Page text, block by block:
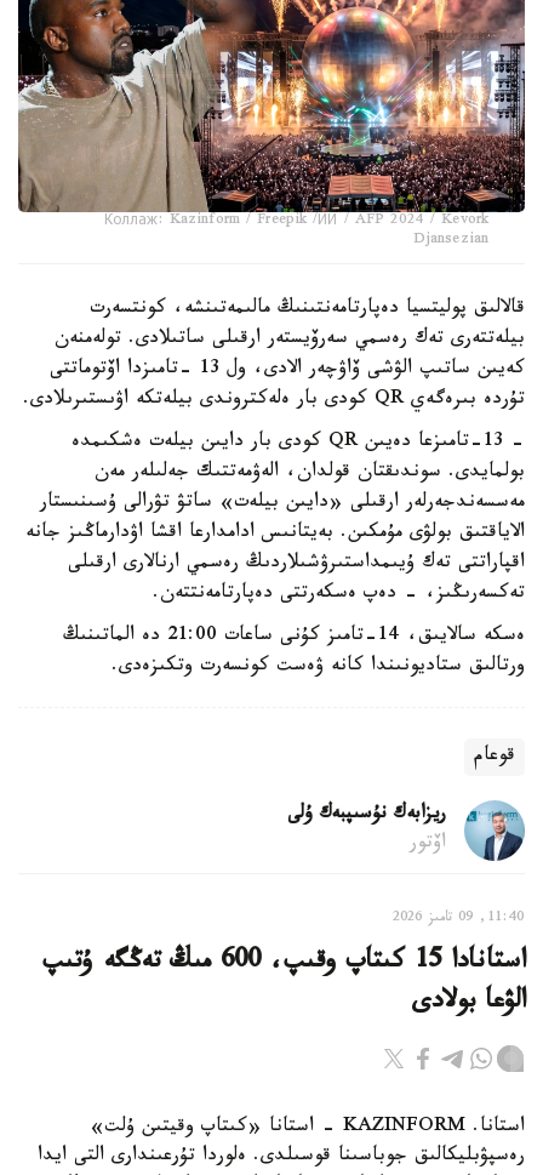
Коллаж: Kazinform / Freepik /ИИ / AFP 2024 / Kevork
Djansezian
قالالىق پوليتسيا دەپارتامەنتىنىڭ مالىمەتىنشە، كونتسەرت
بيلەتتەرى تەك رەسمي سەرۆيستەر ارقىلى ساتىلادى. تولەمنەن
كەيىن ساتىپ الۋشى ۆاۋچەر الادى، ول 13 -تامىزدا اۆتوماتتى
تۇردە بىرەگەي QR كودى بار ەلەكتروندى بيلەتكە اۋىستىرىلادى.
- 13-تامىزعا دەيىن QR كودى بار دايىن بيلەت ەشكىمدە
بولمايدى. سوندىقتان قولدان، الەۋمەتتىك جەلىلەر مەن
مەسسەندجەرلەر ارقىلى «دايىن بيلەت» ساتۋ تۋرالى ۇسىنىستار
الاياقتىق بولۋى مۇمكىن. بەيتانىس ادامدارعا اقشا اۋدارماڭىز جانە
اقپاراتتى تەك ۇيىمداستىرۋشىلاردىڭ رەسمي ارنالارى ارقىلى
تەكسەرىڭىز، - دەپ ەسكەرتتى دەپارتامەنتتەن.
ەسكە سالايىق، 14-تامىز كۇنى ساعات 21:00 دە الماتىنىڭ
ورتالىق ستاديونىندا كانە ۋەست كونسەرت وتكىزەدى.
قوعام
ريزابەك نۇسىپبەك ۇلى
اۆتور
11:40, 09 تامىز 2026
استانادا 15 كىتاپ وقىپ، 600 مىڭ تەڭگە ۇتىپ
الۋعا بولادى
استانا. KAZINFORM - استانا «كىتاپ وقيتىن ۇلت»
رەسپۋبليكالىق جوباسىنا قوسىلدى. ەلوردا تۇرعىندارى التى ايدا